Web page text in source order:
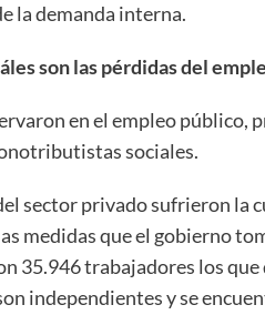
la demanda interna.
son las pérdidas del
en el empleo público,
sociales.
sector privado sufrieron la
medidas que el gobierno
35.946 trabajadores los
independientes y se